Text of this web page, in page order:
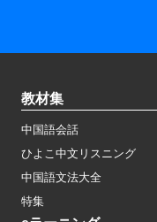
教材集
中国語会話
ひよこ中文リスニング
中国語文法大全
特集